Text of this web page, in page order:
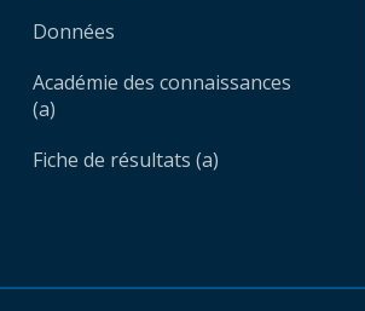
Données
Académie des connaissances
(a)
Fiche de résultats (a)